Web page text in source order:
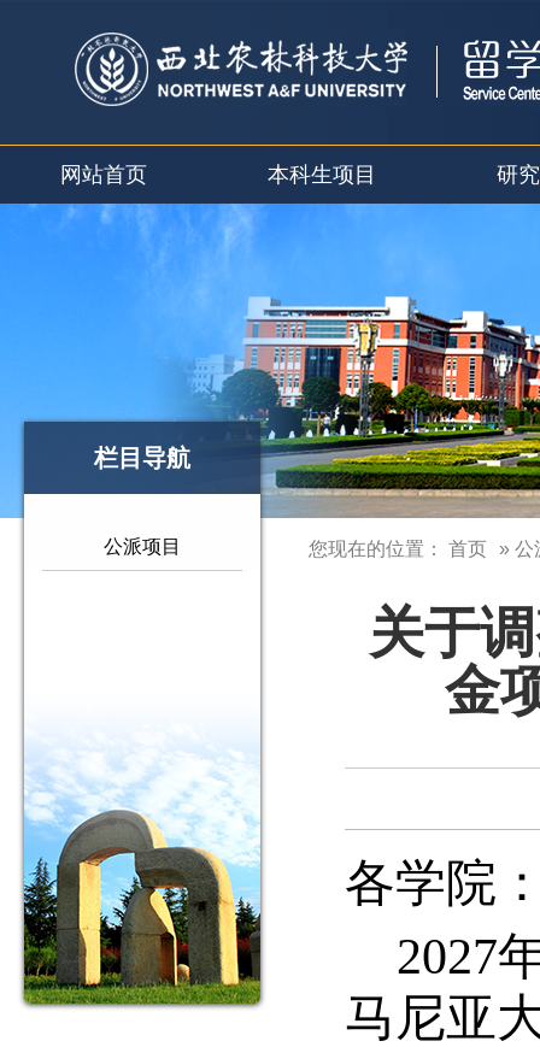
网站首页 本科生项目 研
栏目导航
公派项目 您现在的位置： 首页 » 公
关于
金
各学院
2027
马尼亚